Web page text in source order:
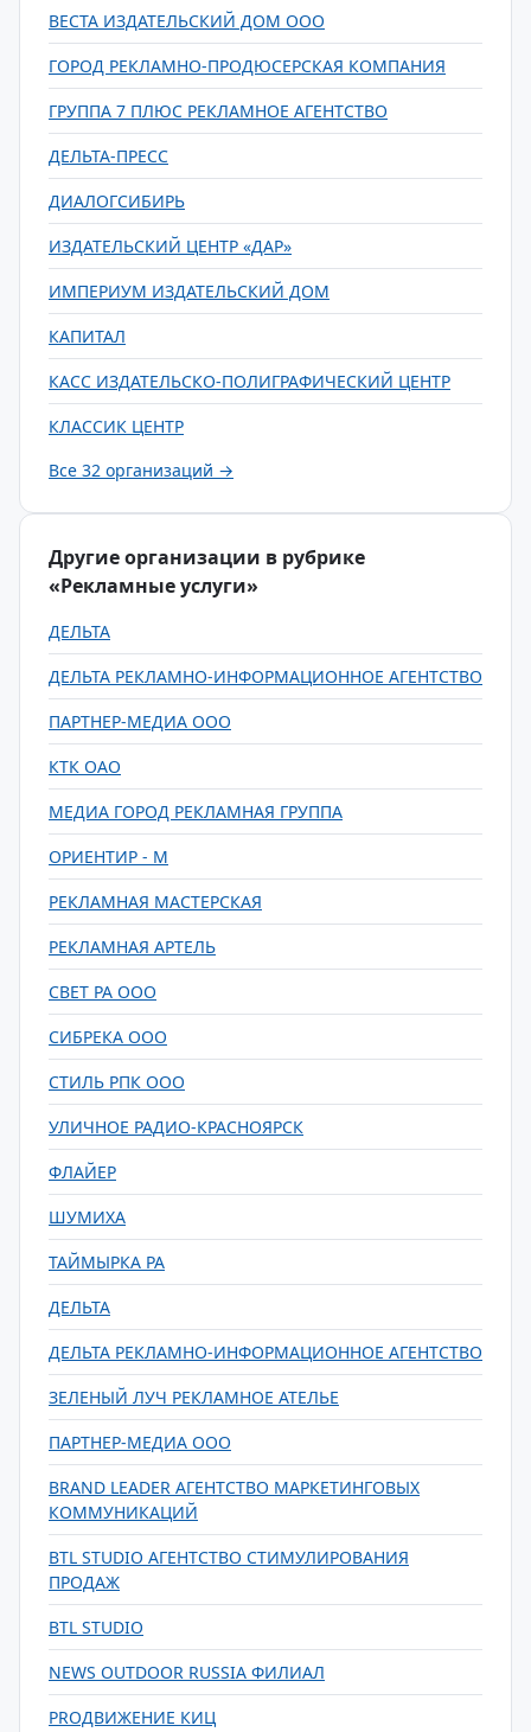
ВЕСТА ИЗДАТЕЛЬСКИЙ ДОМ ООО
ГОРОД РЕКЛАМНО-ПРОДЮСЕРСКАЯ КОМПАНИЯ
ГРУППА 7 ПЛЮС РЕКЛАМНОЕ АГЕНТСТВО
ДЕЛЬТА-ПРЕСС
ДИАЛОГСИБИРЬ
ИЗДАТЕЛЬСКИЙ ЦЕНТР «ДАР»
ИМПЕРИУМ ИЗДАТЕЛЬСКИЙ ДОМ
КАПИТАЛ
КАСС ИЗДАТЕЛЬСКО-ПОЛИГРАФИЧЕСКИЙ ЦЕНТР
КЛАССИК ЦЕНТР
Все 32 организаций →
Другие организации в рубрике
«Рекламные услуги»
ДЕЛЬТА
ДЕЛЬТА РЕКЛАМНО-ИНФОРМАЦИОННОЕ АГЕНТСТВО
ПАРТНЕР-МЕДИА ООО
КТК ОАО
МЕДИА ГОРОД РЕКЛАМНАЯ ГРУППА
ОРИЕНТИР - М
РЕКЛАМНАЯ МАСТЕРСКАЯ
РЕКЛАМНАЯ АРТЕЛЬ
СВЕТ РА ООО
СИБРЕКА ООО
СТИЛЬ РПК ООО
УЛИЧНОЕ РАДИО-КРАСНОЯРСК
ФЛАЙЕР
ШУМИХА
ТАЙМЫРКА РА
ДЕЛЬТА
ДЕЛЬТА РЕКЛАМНО-ИНФОРМАЦИОННОЕ АГЕНТСТВО
ЗЕЛЕНЫЙ ЛУЧ РЕКЛАМНОЕ АТЕЛЬЕ
ПАРТНЕР-МЕДИА ООО
BRAND LEADER АГЕНТСТВО МАРКЕТИНГОВЫХ
КОММУНИКАЦИЙ
BTL STUDIO АГЕНТСТВО СТИМУЛИРОВАНИЯ
ПРОДАЖ
BTL STUDIO
NEWS OUTDOOR RUSSIA ФИЛИАЛ
PROДВИЖЕНИЕ КИЦ